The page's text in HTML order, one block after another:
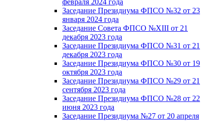
Заседание Президиума ФПСО №32 от 23
января 2024 года
Заседание Совета ФПСО №XIII от 21
декабря 2023 года
Заседание Президиума ФПСО №31 от 21
декабря 2023 года
Заседание Президиума ФПСО №30 от 19
октября 2023 года
Заседание Президиума ФПСО №29 от 21
сентября 2023 года
Заседание Президиума ФПСО №28 от 22
июня 2023 года
Заседание Президиума №27 от 20 апреля